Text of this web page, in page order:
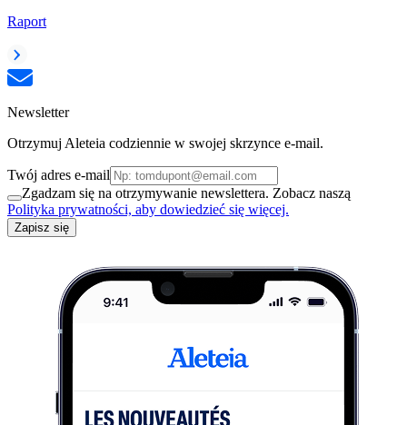
Raport
Newsletter
Otrzymuj Aleteia codziennie w swojej skrzynce e-mail.
Twój adres e-mail
Zgadzam się na otrzymywanie newslettera. Zobacz naszą
Polityka prywatności, aby dowiedzieć się więcej.
Zapisz się